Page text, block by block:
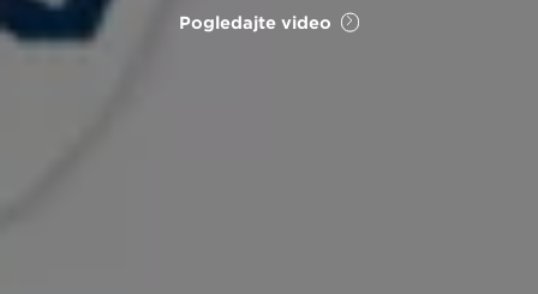
Pogledajte video